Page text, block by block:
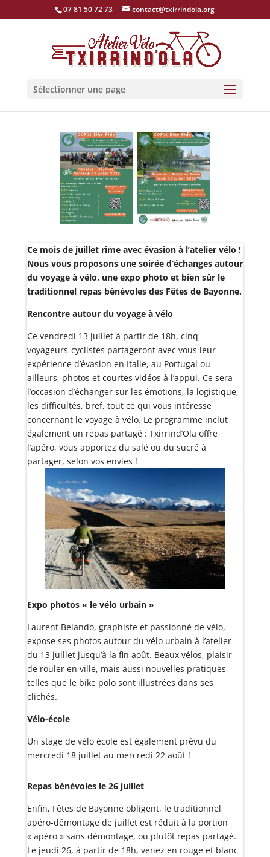
07 81 50 72 73 contact@txirrindola.org
Sélectionner une page
Ce mois de juillet rime avec évasion à l’atelier vélo !
Nous vous proposons une soirée d’échanges autour
du voyage à vélo, une expo photo et bien sûr le
traditionnel repas bénévoles des Fêtes de Bayonne.
Rencontre autour du voyage à vélo
Ce vendredi 13 juillet à partir de 18h, cinq
voyageurs-cyclistes partageront avec vous leur
expérience d’évasion en Italie, au Portugal ou
ailleurs, photos et courtes vidéos à l’appui. Ce sera
l’occasion d’échanger sur les émotions, la logistique,
les difficultés, bref, tout ce qui vous intéresse
concernant le voyage à vélo. Le programme inclut
également un repas partagé : Txirrind’Ola offre
l’apéro, vous apportez du salé ou du sucré à
partager, selon vos envies !
Expo photos « le vélo urbain »
Laurent Belando, graphiste et passionné de vélo,
expose ses photos autour du vélo urbain à l’atelier
du 13 juillet jusqu’à la fin août. Beaux vélos, plaisir
de rouler en ville, mais aussi nouvelles pratiques
telles que le bike polo sont illustrées dans ses
clichés.
Vélo-école
Un stage de vélo école est également prévu du
mercredi 18 juillet au mercredi 22 août !
Repas bénévoles le 26 juillet
Enfin, Fêtes de Bayonne obligent, le traditionnel
apéro-démontage de juillet est réduit à la portion
« apéro » sans démontage, ou plutôt repas partagé.
Le jeudi 26, à partir de 18h, venez en rouge et blanc